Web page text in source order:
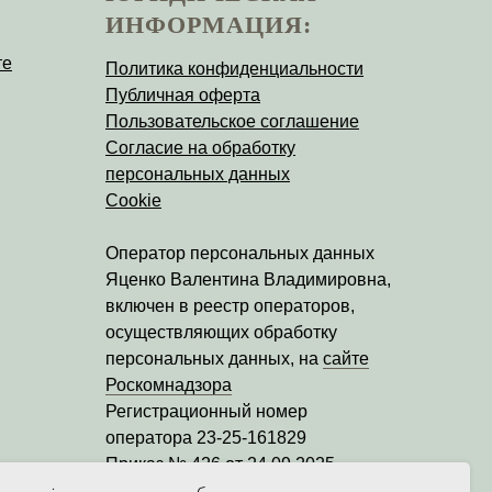
ИНФОРМАЦИЯ:
Политика конфиденциальности
Публичная оферта
Пользовательское соглашение
Согласие на обработку
персональных данных
Cookie
Оператор персональных данных
Яценко Валентина Владимировна,
включен в реестр операторов,
осуществляющих обработку
персональных данных, на сайте
Роскомнадзора
Регистрационный номер
оператора 23-25-161829
Приказ № 426 от 24.09.2025